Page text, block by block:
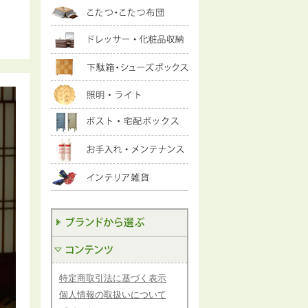
特定商取引法に基づく表示
個人情報の取扱いについて